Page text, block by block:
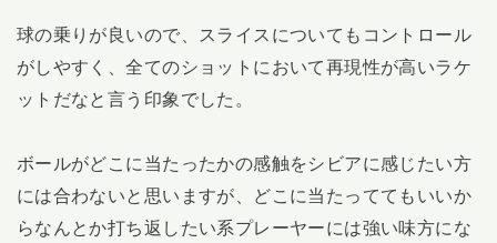
球の乗りが良いので、スライスについてもコントロール
がしやすく、全てのショットにおいて再現性が高いラケ
ットだなと言う印象でした。
ボールがどこに当たったかの感触をシビアに感じたい方
には合わないと思いますが、どこに当たっててもいいか
らなんとか打ち返したい系プレーヤーには強い味方にな